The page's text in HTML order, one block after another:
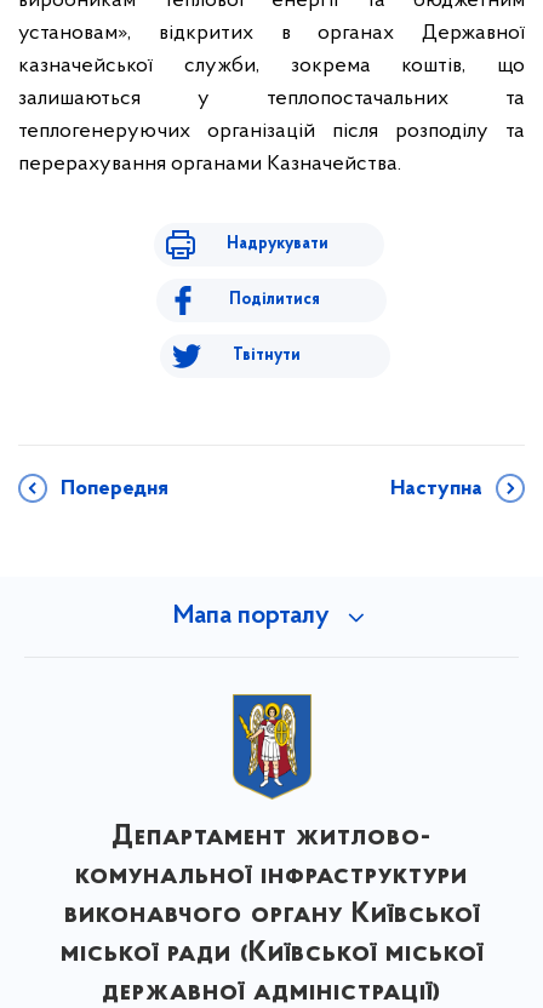
установам», відкритих в органах Державної
казначейської служби, зокрема коштів, що
залишаються у теплопостачальних та
теплогенеруючих організацій після розподілу та
перерахування органами Казначейства.
Надрукувати
Поділитися
Твітнути
Попередня Наступна
Мапа порталу
Департамент житлово-
комунальної інфраструктури
виконавчого органу Київської
міської ради (Київської міської
державної адміністрації)